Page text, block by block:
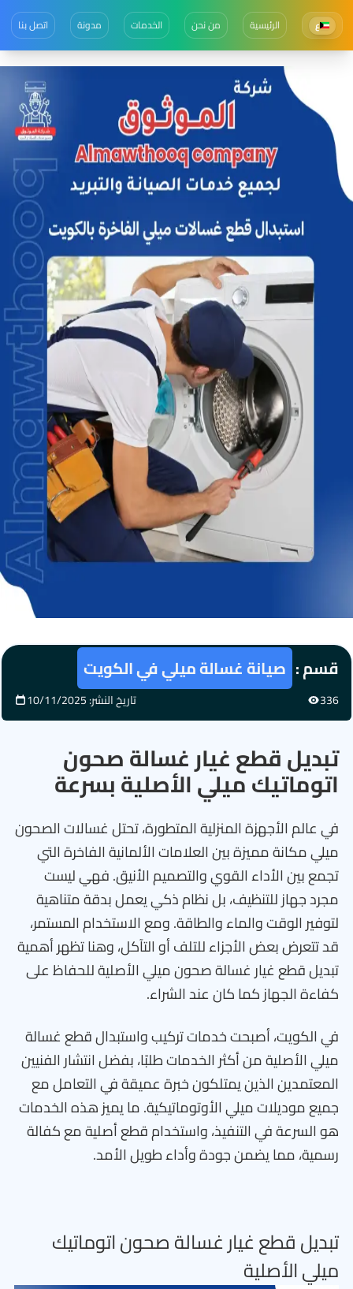
ع الرئيسية من نحن الخدمات مدونة اتصل بنا
قسم : صيانة غسالة ميلي في الكويت
336 تاريخ النشر: 10/11/2025
تبديل قطع غيار غسالة صحون
اتوماتيك ميلي الأصلية بسرعة
في عالم الأجهزة المنزلية المتطورة، تحتل غسالات الصحون
ميلي مكانة مميزة بين العلامات الألمانية الفاخرة التي
تجمع بين الأداء القوي والتصميم الأنيق. فهي ليست
مجرد جهاز للتنظيف، بل نظام ذكي يعمل بدقة متناهية
لتوفير الوقت والماء والطاقة. ومع الاستخدام المستمر،
قد تتعرض بعض الأجزاء للتلف أو التآكل، وهنا تظهر أهمية
تبديل قطع غيار غسالة صحون ميلي الأصلية للحفاظ على
كفاءة الجهاز كما كان عند الشراء.
في الكويت، أصبحت خدمات تركيب واستبدال قطع غسالة
ميلي الأصلية من أكثر الخدمات طلبًا، بفضل انتشار الفنيين
المعتمدين الذين يمتلكون خبرة عميقة في التعامل مع
جميع موديلات ميلي الأوتوماتيكية. ما يميز هذه الخدمات
هو السرعة في التنفيذ، واستخدام قطع أصلية مع كفالة
رسمية، مما يضمن جودة وأداء طويل الأمد.
تبديل قطع غيار غسالة صحون اتوماتيك
ميلي الأصلية